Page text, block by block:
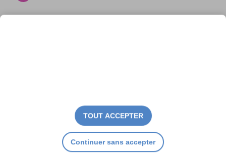
TOUT ACCEPTER
Continuer sans accepter